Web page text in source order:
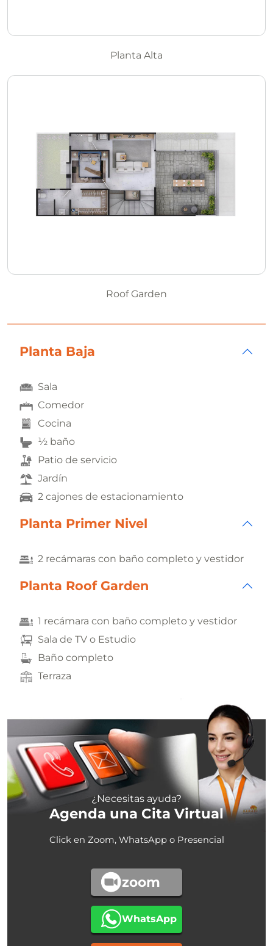
Planta Alta
Roof Garden
Planta Baja
Sala
Comedor
Cocina
½ baño
Patio de servicio
Jardín
2 cajones de estacionamiento
Planta Primer Nivel
2 recámaras con baño completo y vestidor
Planta Roof Garden
1 recámara con baño completo y vestidor
Sala de TV o Estudio
Baño completo
Terraza
¿Necesitas ayuda?
Agenda una Cita Virtual
Click en Zoom, WhatsApp o Presencial
zoom
WhatsApp